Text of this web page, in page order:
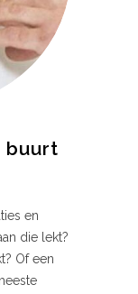
buurt
en
die lekt?
Of een